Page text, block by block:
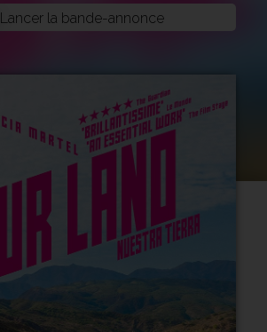
Lancer la bande-annonce